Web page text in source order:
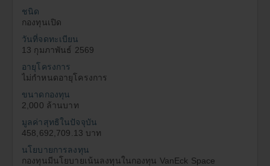
โดยคำนึงถึงประสบการณ์การลงทุน วัตถุประสงค์
8. ผู้ลงทุนควรศึกษาข้อมูลในหนังสือชี้ชวนให้เข้าใจและควร
สงสัยให้สอบถามผู้แนะนำการลงทุนให้เข้าใจก่อนซื้อหน่วย
ลงทุน
9. ในกรณีที่ผู้ลงทุนต้องการทราบข้อมูลเพิ่มเติม ผู้ลงทุน
สามารถขอหนังสือชี้ชวนส่วนข้อมูลโครงการได้ที่บริษัท
จัดการกองทุนรวมหรือผู้สนับสนุนการขายหรือรับซื้อคืน
หน่วยลงทุน
ชนิด
กองทุนเปิด
วันที่จดทะเบียน
13 กุมภาพันธ์ 2569
อายุโครงการ
ไม่กำหนดอายุโครงการ
ขนาดกองทุน
2,000 ล้านบาท
มูลค่าสุทธิในปัจจุบัน
458,692,709.13 บาท
นโยบายการลงทุน
กองทุนมีนโยบายเน้นลงทุนในกองทุน VanEck Space